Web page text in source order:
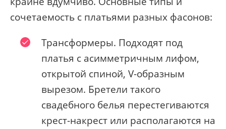
сочетаемость с платьями разных фасонов:
Трансформеры. Подходят под
платья с асимметричным лифом,
открытой спиной, V-образным
вырезом. Бретели такого
свадебного белья перестегиваются
крест-накрест или располагаются на